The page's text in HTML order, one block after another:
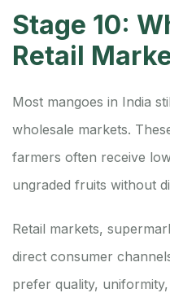
Stage 10:
Retail
Most mangoes in India
wholesale markets.
farmers often receive
ungraded fruits without
Retail markets,
direct consumer
prefer quality,